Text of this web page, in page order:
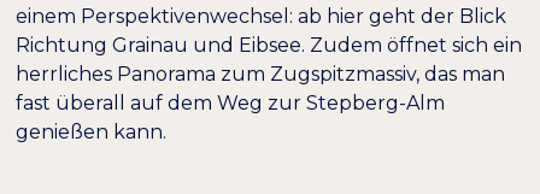
einem Perspektivenwechsel: ab hier geht der Blick
Richtung Grainau und Eibsee. Zudem öffnet sich ein
herrliches Panorama zum Zugspitzmassiv, das man
fast überall auf dem Weg zur Stepberg-Alm
genießen kann.